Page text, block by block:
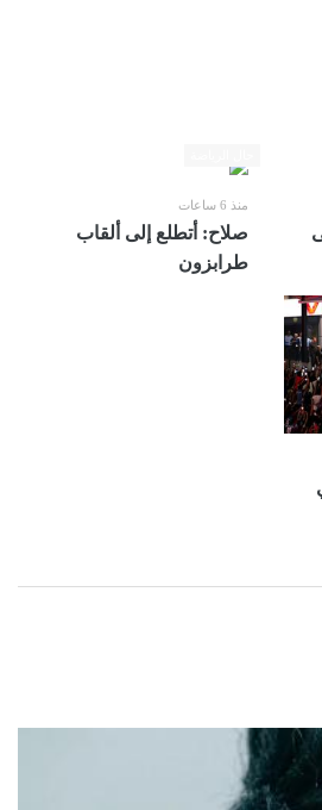
منذ 6 ساعات
صلاح: أتطلع إلى ألقاب
طرابزون